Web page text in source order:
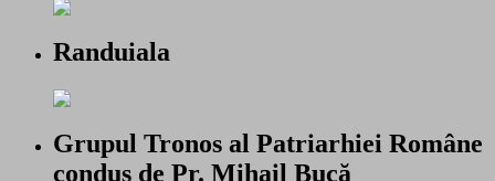
Randuiala
Grupul Tronos al Patriarhiei Române
condus de Pr. Mihail Bucă